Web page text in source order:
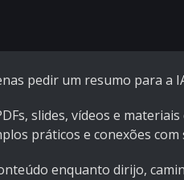
pedir um resumo para a
slides, vídeos e
práticos e conexões com
enquanto dirijo,